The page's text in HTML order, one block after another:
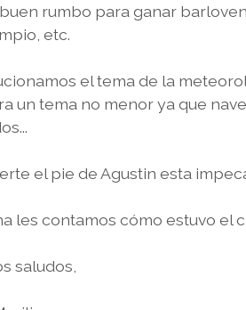
rumbo para ganar
etc.
el tema de la
un tema no menor ya que
el pie de Agustin esta
les contamos cómo estuvo el
saludos,